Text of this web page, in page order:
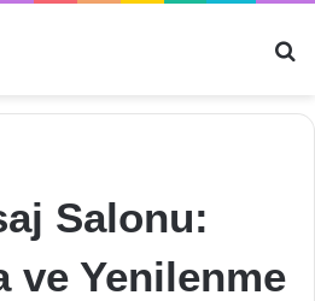
Salonu:
ve Yenilenme